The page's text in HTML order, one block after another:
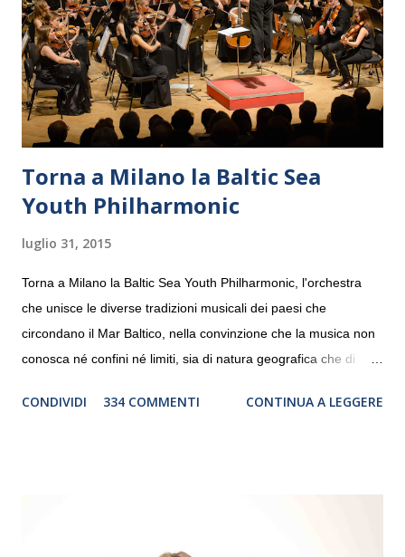
Torna a Milano la Baltic Sea
Youth Philharmonic
luglio 31, 2015
Torna a Milano la Baltic Sea Youth Philharmonic, l'orchestra
che unisce le diverse tradizioni musicali dei paesi che
circondano il Mar Baltico, nella convinzione che la musica non
conosca né confini né limiti, sia di natura geografica che di
debutterà il 10 settembre a Heiden, in Germania, e toccherà, in
CONDIVIDI 334 COMMENTI CONTINUA A LEGGERE